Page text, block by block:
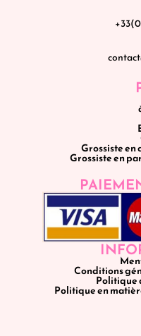
Grossiste
Grossiste en
Conditions
Politique
Politique en